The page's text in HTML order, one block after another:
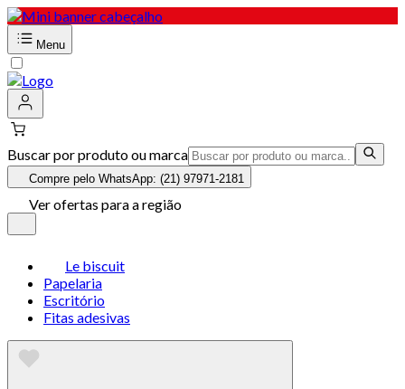
Menu
Buscar por produto ou marca
Compre pelo WhatsApp: (21) 97971-2181
Ver ofertas para a região
Le biscuit
Papelaria
Escritório
Fitas adesivas